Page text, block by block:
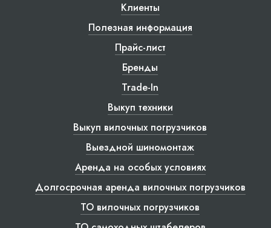
Клиенты
Полезная информация
Прайс-лист
Бренды
Trade-In
Выкуп техники
Выкуп вилочных погрузчиков
Выездной шиномонтаж
Аренда на особых условиях
Долгосрочная аренда вилочных погрузчиков
ТО вилочных погрузчиков